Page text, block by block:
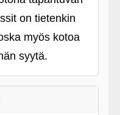
on tietenkin
myös kotoa
syytä.